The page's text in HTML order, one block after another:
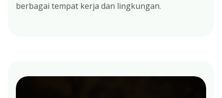
berbagai tempat kerja dan lingkungan.